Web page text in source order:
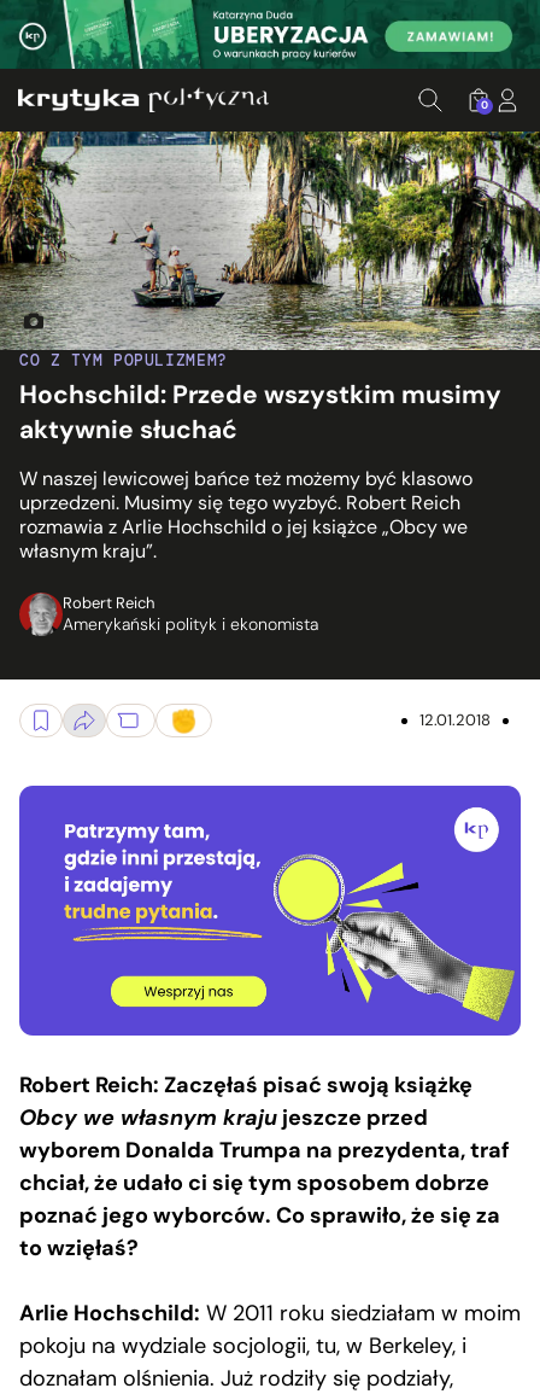
0
CO Z TYM POPULIZMEM?
Hochschild: Przede wszystkim musimy
aktywnie słuchać
W naszej lewicowej bańce też możemy być klasowo
uprzedzeni. Musimy się tego wyzbyć. Robert Reich
rozmawia z Arlie Hochschild o jej książce „Obcy we
własnym kraju”.
Robert Reich
Amerykański polityk i ekonomista
Fot. Peter Clark, via flickr.com
12.01.2018
Robert Reich: Zaczęłaś pisać swoją książkę
Obcy we własnym kraju jeszcze przed
wyborem Donalda Trumpa na prezydenta, traf
chciał, że udało ci się tym sposobem dobrze
poznać jego wyborców. Co sprawiło, że się za
to wzięłaś?
Arlie Hochschild: W 2011 roku siedziałam w moim
pokoju na wydziale socjologii, tu, w Berkeley, i
doznałam olśnienia. Już rodziły się podziały,